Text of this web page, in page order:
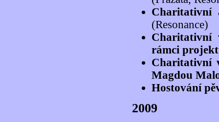
Charitativní
(Resonance)
Charitativní
rámci
Charitativní
Magdou
Hostování
2009